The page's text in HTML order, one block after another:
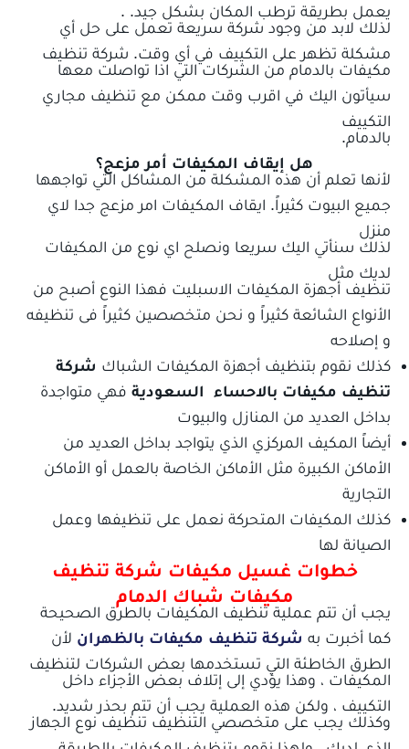
يعمل بطريقة ترطب المكان بشكل جيد. .
لذلك لابد من وجود شركة سريعة تعمل على حل أي
مشكلة تظهر على التكييف في أي وقت. شركة تنظيف
مكيفات بالدمام من الشركات التي اذا تواصلت معها
سيأتون اليك في اقرب وقت ممكن مع تنظيف مجاري
التكييف
بالدمام.
هل إيقاف المكيفات أمر مزعج؟
لأنها تعلم أن هذه المشكلة من المشاكل التي تواجهها
جميع البيوت كثيراً. ايقاف المكيفات امر مزعج جدا لاي
منزل
لذلك سنأتي اليك سريعا ونصلح اي نوع من المكيفات
لديك مثل
تنظيف أجهزة المكيفات الاسبليت فهذا النوع أصبح من
الأنواع الشائعة كثيراً و نحن متخصصين كثيراً فى تنظيفه
و إصلاحه
كذلك نقوم بتنظيف أجهزة المكيفات الشباك شركة
تنظيف مكيفات بالاحساء
السعودية فهي متواجدة
بداخل العديد من المنازل والبيوت
أيضاً المكيف المركزي الذي يتواجد بداخل العديد من
الأماكن الكبيرة مثل الأماكن الخاصة بالعمل أو الأماكن
التجارية
كذلك المكيفات المتحركة نعمل على تنظيفها وعمل
الصيانة لها
خطوات غسيل مكيفات شركة تنظيف
مكيفات شباك الدمام
يجب أن تتم عملية تنظيف المكيفات بالطرق الصحيحة
كما أخبرت به شركة تنظيف مكيفات بالظهران لأن
الطرق الخاطئة التي تستخدمها بعض الشركات لتنظيف
المكيفات ، وهذا يؤدي إلى إتلاف بعض الأجزاء داخل
التكييف ، ولكن هذه العملية يجب أن تتم بحذر شديد.
وكذلك يجب على متخصصي التنظيف تنظيف نوع الجهاز